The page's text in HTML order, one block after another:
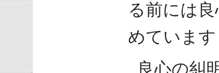
る前には
めていま
良心の糾